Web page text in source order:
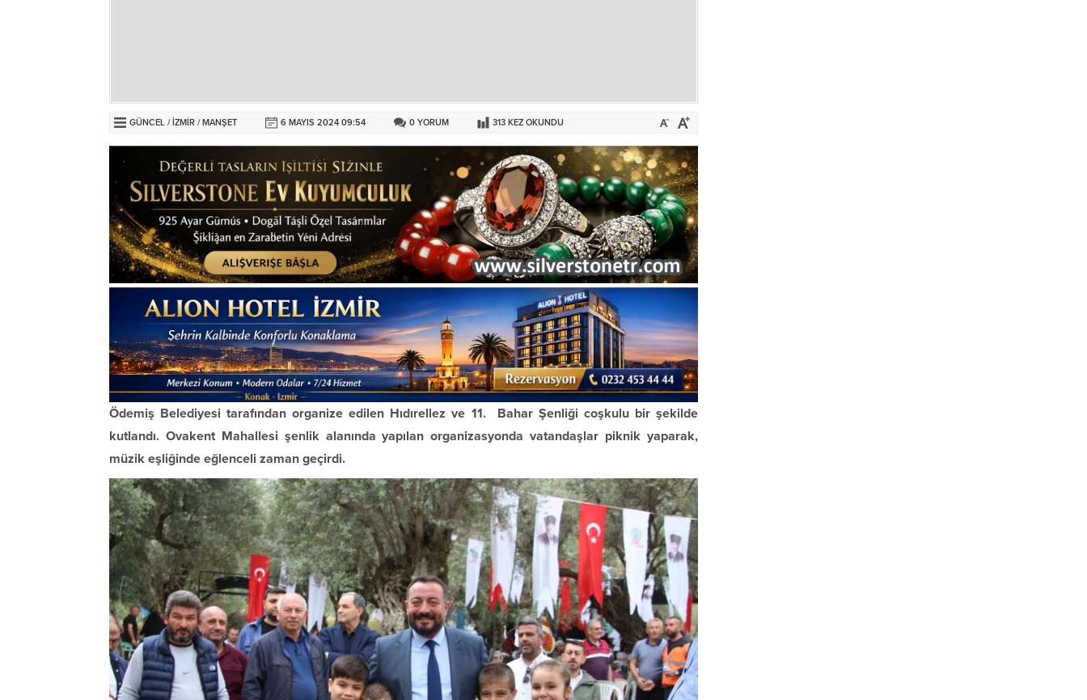
GÜNCEL /İZMİR /MANŞET 6 MAYIS 2024 09:54 0 YORUM 313 KEZ OKUNDU
Ödemiş Belediyesi tarafından organize edilen Hıdırellez ve 11. Bahar Şenliği coşkulu bir şekilde
kutlandı. Ovakent Mahallesi şenlik alanında yapılan organizasyonda vatandaşlar piknik yaparak,
müzik eşliğinde eğlenceli zaman geçirdi.